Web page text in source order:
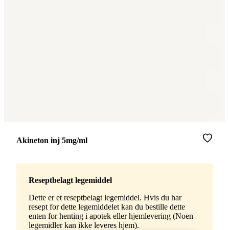
Merke:
Akineton inj 5mg/ml
Reseptbelagt legemiddel
Dette er et reseptbelagt legemiddel. Hvis du har
resept for dette legemiddelet kan du bestille dette
enten for henting i apotek eller hjemlevering (Noen
legemidler kan ikke leveres hjem).